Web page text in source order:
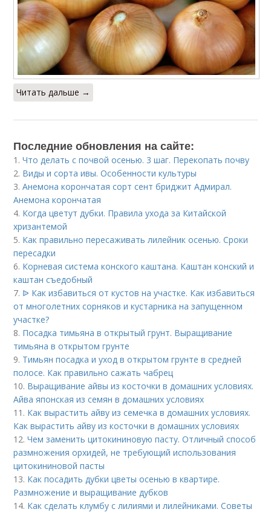
Читать дальше →
Последние обновления на сайте:
1.Что делать с почвой осенью. 3 шаг. Перекопать почву
2. Виды и сорта ивы. Особенности культуры
3.Анемона корончатая сорт сент бриджит Адмирал.
Анемона корончатая
4. Когда цветут дубки. Правила ухода за Китайской
хризантемой
5. Как правильно пересаживать лилейник осенью. Сроки
пересадки
6. Корневая система конского каштана. Каштан конский и
каштан съедобный
7. ᐉ Как избавиться от кустов на участке. Как избавиться
от многолетних сорняков и кустарника на запущенном
участке?
8. Посадка тимьяна в открытый грунт. Выращивание
тимьяна в открытом грунте
9. Тимьян посадка и уход в открытом грунте в средней
полосе. Как правильно сажать чабрец
10. Выращивание айвы из косточки в домашних условиях.
Айва японская из семян в домашних условиях
11. Как вырастить айву из семечка в домашних условиях.
Как вырастить айву из косточки в домашних условиях
12.Чем заменить цитокининовую пасту. Отличный способ
размножения орхидей, не требующий использования
цитокининовой пасты
13. Как посадить дубки цветы осенью в квартире.
Размножение и выращивание дубков
14. Как сделать клумбу с лилиями и лилейниками. Советы